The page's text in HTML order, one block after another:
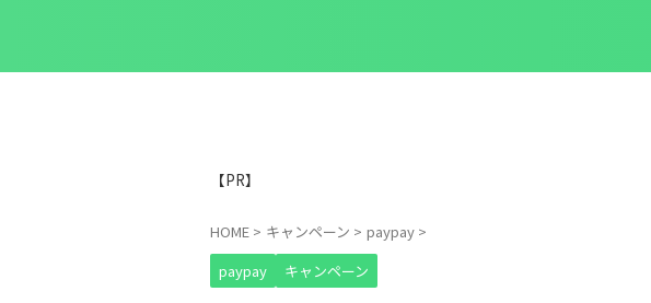
【PR】
HOME > キャンペーン > paypay >
paypay
キャンペーン